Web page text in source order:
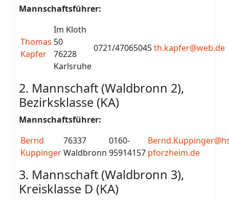
Mannschaftsführer:
Thomas
Kapfer
Im Kloth
50
76228
Karlsruhe
0721/47065045th.kapfer@web.de
2. Mannschaft (Waldbronn 2),
Bezirksklasse (KA)
Mannschaftsführer:
Bernd
Kuppinger
76337
Waldbronn
0160-
95914157 pforzheim.de
3. Mannschaft (Waldbronn 3),
Kreisklasse D (KA)